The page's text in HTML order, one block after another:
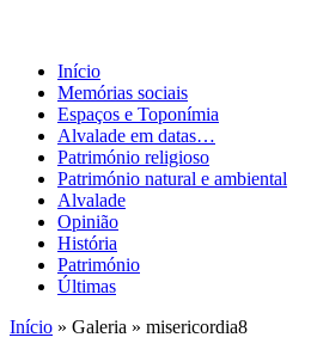
Início
Memórias sociais
Espaços e Toponímia
Alvalade em datas…
Património religioso
Património natural e ambiental
Alvalade
Opinião
História
Património
Últimas
Início » Galeria » misericordia8